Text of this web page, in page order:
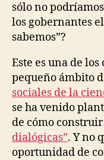
sólo no
los gobernantes
sabemos”?
Este es una de
pequeño ámbito
sociales de la
se ha venido
de cómo
dialógicas”. Y no
oportunidad de